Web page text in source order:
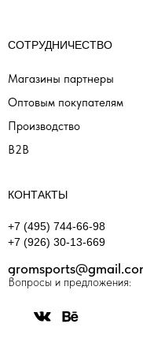
Производство
СОТРУДНИЧЕСТВО
Магазины партнеры
Оптовым покупателям
КОНТАКТЫ
+7 (495) 744-66-98
+7 (926) 30-13-669
Вопросы и предложения:
B2B